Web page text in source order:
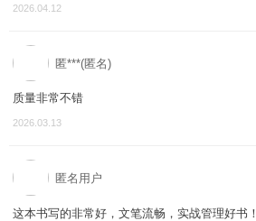
2026.04.12
匿***(匿名)
质量非常不错
2026.03.13
匿名用户
这本书写的非常好，文笔流畅，实战管理好书！